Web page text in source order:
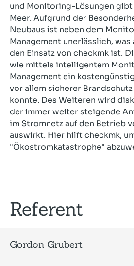
und Monitoring-Lösungen gibt
Meer. Aufgrund der
Neubaus ist neben dem
Management unerlässlich,
den Einsatz von checkmk ist.
wie mittels intelligentem
Management ein
vor allem sicherer
konnte. Des Weiteren wird
der immer weiter steigende
im Stromnetz auf den Betrieb
auswirkt. Hier hilft checkmk,
"Ökostromkatastrophe"
Referent
Gordon Grubert